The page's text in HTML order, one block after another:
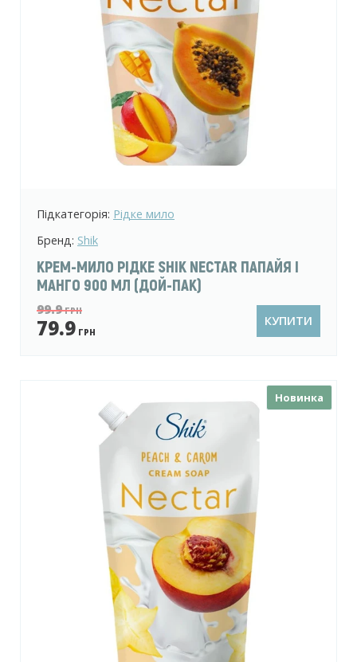
Підкатегорія: Рідке мило
Бренд: Shik
КРЕМ-МИЛО РІДКЕ SHIK NECTAR ПАПАЙЯ І
МАНГО 900 МЛ (ДОЙ-ПАК)
99.9ГРН
79.9 ГРН
КУПИТИ
Новинка